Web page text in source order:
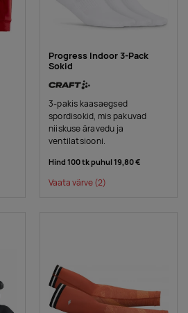
Progress Indoor 3-Pack
Sokid
3-pakis kaasaegsed
spordisokid, mis pakuvad
niiskuse äravedu ja
ventilatsiooni.
Hind 100 tk puhul19,80 €
Vaata värve(2)